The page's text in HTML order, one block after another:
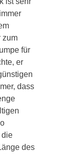
zum
für
er
dass
die
des